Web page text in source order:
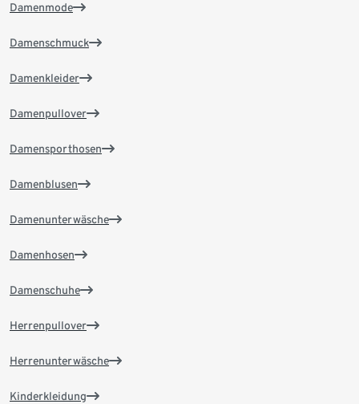
Damenmode
Damenschmuck
Damenkleider
Damenpullover
Damensporthosen
Damenblusen
Damenunterwäsche
Damenhosen
Damenschuhe
Herrenpullover
Herrenunterwäsche
Kinderkleidung